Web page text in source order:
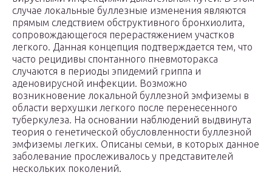
случае локальные буллезные изменения являются
прямым следствием обструктивного бронхиолита,
сопровождающегося перерастяжением участков
легкого. Данная концепция подтверждается тем, что
часто рецидивы спонтанного пневмоторакса
случаются в периоды эпидемий гриппа и
аденовирусной инфекции. Возможно
возникновение локальной буллезной эмфиземы в
области верхушки легкого после перенесенного
туберкулеза. На основании наблюдений выдвинута
теория о генетической обусловленности буллезной
эмфиземы легких. Описаны семьи, в которых данное
заболевание прослеживалось у представителей
нескольких поколений.